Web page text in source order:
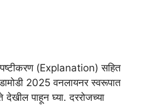
(Explanation) सहित
2025 वनलायनर स्वरूपात
पाहून घ्या. दररोजच्या